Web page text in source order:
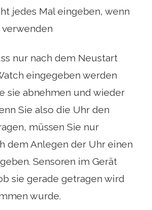
jedes Mal eingeben, wenn
verwenden
nur nach dem Neustart
eingegeben werden
sie abnehmen und wieder
Sie also die Uhr den
müssen Sie nur
dem Anlegen der Uhr einen
Sensoren im Gerät
sie gerade getragen wird
wurde.